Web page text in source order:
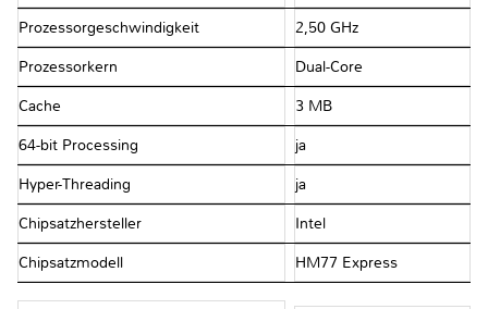
Prozessorgeschwindigkeit 2,50 GHz
Prozessorkern Dual-Core
Cache 3 MB
64-bit Processing ja
Hyper-Threading ja
Chipsatzhersteller Intel
Chipsatzmodell HM77 Express